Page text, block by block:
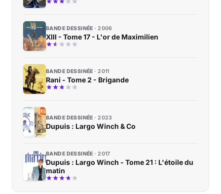
BANDE DESSINÉE 2006
XIII - Tome 17 - L'or de Maximilien
BANDE DESSINÉE 2011
Rani - Tome 2 - Brigande
BANDE DESSINÉE 2023
Dupuis : Largo Winch & Co
BANDE DESSINÉE 2017
Dupuis : Largo Winch - Tome 21 : L'étoile du
matin